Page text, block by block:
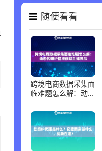
随便看看
跨境电商数据采集面
临难题怎么解：动态
竞品